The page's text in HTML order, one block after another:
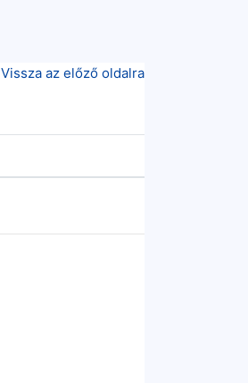
Vissza az előző oldalra